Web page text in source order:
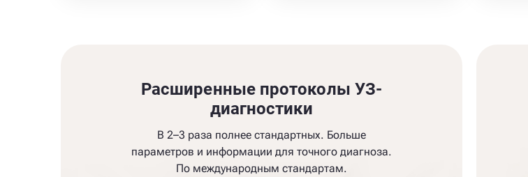
Расширенные протоколы УЗ-
диагностики
В 2–3 раза полнее стандартных. Больше
параметров и информации для точного диагноза.
По международным стандартам.